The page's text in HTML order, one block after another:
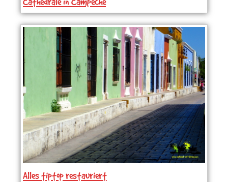
Alles tiptop restauriert